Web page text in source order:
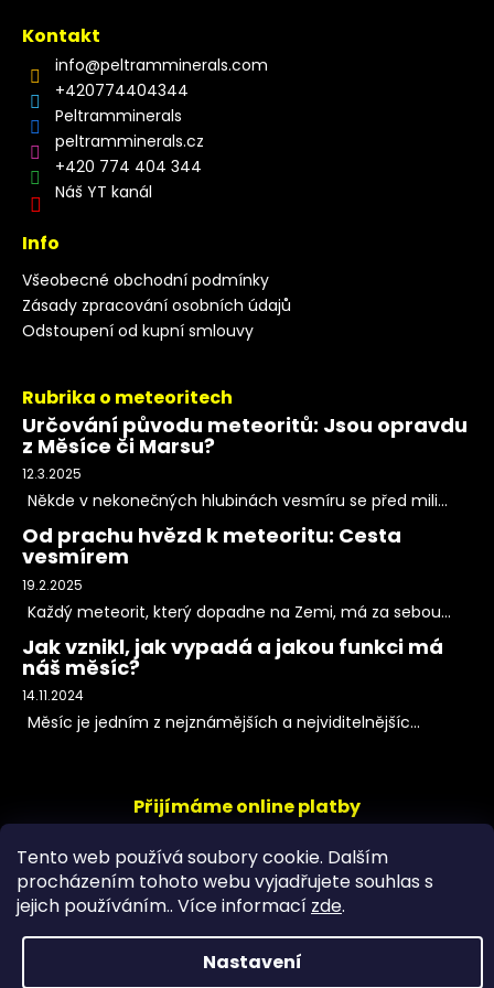
Tento web používá soubory cookie. Dalším
procházením tohoto webu vyjadřujete souhlas s
jejich používáním.. Více informací zde.
Nastavení
Kontakt
info@peltramminerals.com
+420774404344
Peltramminerals
peltramminerals.cz
+420 774 404 344
Náš YT kanál
Info
Všeobecné obchodní podmínky
Zásady zpracování osobních údajů
Odstoupení od kupní smlouvy
Rubrika o meteoritech
Určování původu meteoritů: Jsou opravdu
z Měsíce či Marsu?
12.3.2025
Někde v nekonečných hlubinách vesmíru se před mili...
Od prachu hvězd k meteoritu: Cesta
vesmírem
19.2.2025
Každý meteorit, který dopadne na Zemi, má za sebou...
Jak vznikl, jak vypadá a jakou funkci má
náš měsíc?
14.11.2024
Měsíc je jedním z nejznámějších a nejviditelnějšíc...
Přijímáme online platby